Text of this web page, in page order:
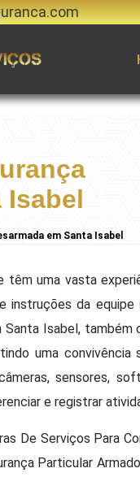
Isabel
em Santa Isabel
uma vasta
da
Santa Isabel,
uma convivência
sensores,
e registrar
De Serviços Para
Particular